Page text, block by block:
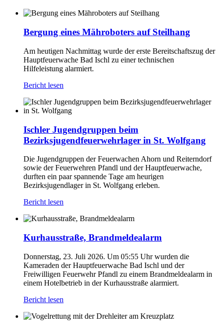
Bergung eines Mähroboters auf Steilhang
Am heutigen Nachmittag wurde der erste Bereitschaftszug der
Hauptfeuerwache Bad Ischl zu einer technischen
Hilfeleistung alarmiert.
Bericht lesen
Ischler Jugendgruppen beim
Bezirksjugendfeuerwehrlager in St. Wolfgang
Die Jugendgruppen der Feuerwachen Ahorn und Reiterndorf
sowie der Feuerwehren Pfandl und der Hauptfeuerwache,
durften ein paar spannende Tage am heurigen
Bezirksjugendlager in St. Wolfgang erleben.
Bericht lesen
Kurhausstraße, Brandmeldealarm
Donnerstag, 23. Juli 2026. Um 05:55 Uhr wurden die
Kameraden der Hauptfeuerwache Bad Ischl und der
Freiwilligen Feuerwehr Pfandl zu einem Brandmeldealarm in
einem Hotelbetrieb in der Kurhausstraße alarmiert.
Bericht lesen